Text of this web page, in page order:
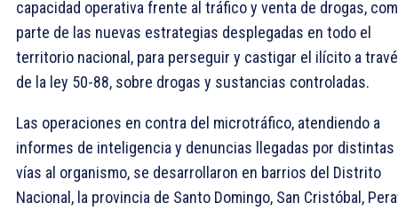
capacidad operativa frente al tráfico y venta de drogas,
parte de las nuevas estrategias desplegadas en todo el
territorio nacional, para perseguir y castigar el ilícito a
de la ley 50-88, sobre drogas y sustancias controladas.
Las operaciones en contra del microtráfico, atendiendo a
informes de inteligencia y denuncias llegadas por distintas
vías al organismo, se desarrollaron en barrios del Distrito
Nacional, la provincia de Santo Domingo, San Cristóbal,